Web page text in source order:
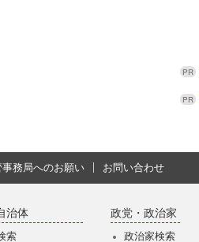
事務局へのお願い お問い合わせ
治体
索
政党・政治家
政治家検索